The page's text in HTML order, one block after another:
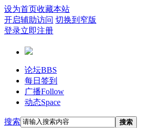
设为首页收藏本站
开启辅助访问 切换到窄版
登录立即注册
论坛BBS
每日签到
广播Follow
动态Space
搜索 搜索